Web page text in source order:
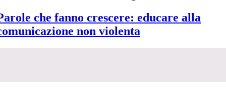
che fanno crescere: educare alla
non violenta